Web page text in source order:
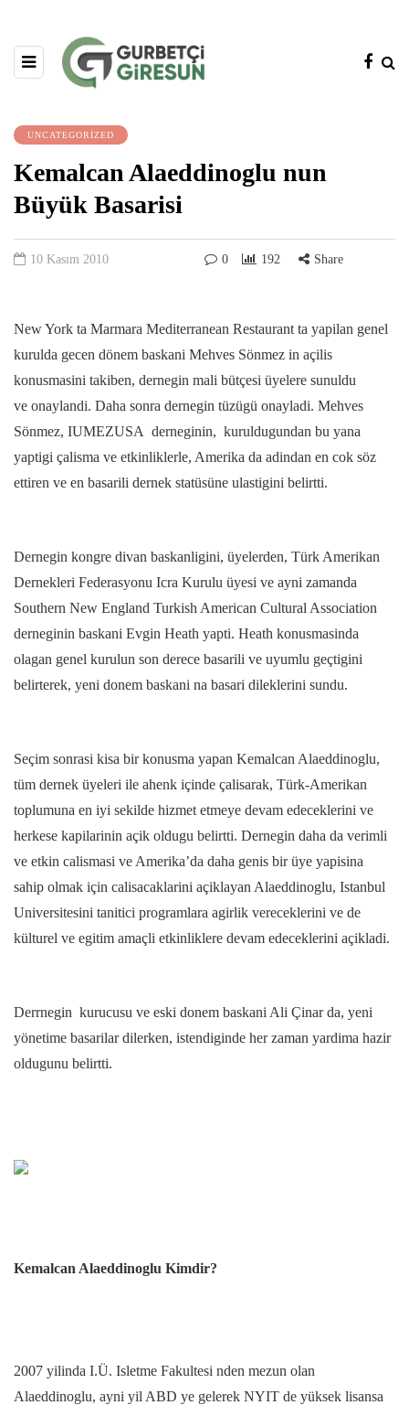
UNCATEGORIZED
Kemalcan Alaeddinoglu nun
Büyük Basarisi
10 Kasım 2010 0 192 Share
New York ta Marmara Mediterranean Restaurant ta yapilan genel
kurulda gecen dönem baskani Mehves Sönmez in açilis
konusmasini takiben, dernegin mali bütçesi üyelere sunuldu
ve onaylandi. Daha sonra dernegin tüzügü onayladi. Mehves
Sönmez, IUMEZUSA derneginin, kuruldugundan bu yana
yaptigi çalisma ve etkinliklerle, Amerika da adindan en cok söz
ettiren ve en basarili dernek statüsüne ulastigini belirtti.
Dernegin kongre divan baskanligini, üyelerden, Türk Amerikan
Dernekleri Federasyonu Icra Kurulu üyesi ve ayni zamanda
Southern New England Turkish American Cultural Association
derneginin baskani Evgin Heath yapti. Heath konusmasinda
olagan genel kurulun son derece basarili ve uyumlu geçtigini
belirterek, yeni donem baskani na basari dileklerini sundu.
Seçim sonrasi kisa bir konusma yapan Kemalcan Alaeddinoglu,
tüm dernek üyeleri ile ahenk içinde çalisarak, Türk-Amerikan
toplumuna en iyi sekilde hizmet etmeye devam edeceklerini ve
herkese kapilarinin açik oldugu belirtti. Dernegin daha da verimli
ve etkin calismasi ve Amerika’da daha genis bir üye yapisina
sahip olmak için calisacaklarini açiklayan Alaeddinoglu, Istanbul
Universitesini tanitici programlara agirlik vereceklerini ve de
külturel ve egitim amaçli etkinliklere devam edeceklerini açikladi.
Derrnegin kurucusu ve eski donem baskani Ali Çinar da, yeni
yönetime basarilar dilerken, istendiginde her zaman yardima hazir
oldugunu belirtti.
Kemalcan Alaeddinoglu Kimdir?
2007 yilinda I.Ü. Isletme Fakultesi nden mezun olan
Alaeddinoglu, ayni yil ABD ye gelerek NYIT de yüksek lisansa